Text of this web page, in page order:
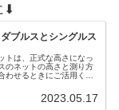
⬇︎
ブルスとシングルス
トは、正式な高さになっ
のネットの高さと測り方
わせるときにご活用くだ
2023.05.17